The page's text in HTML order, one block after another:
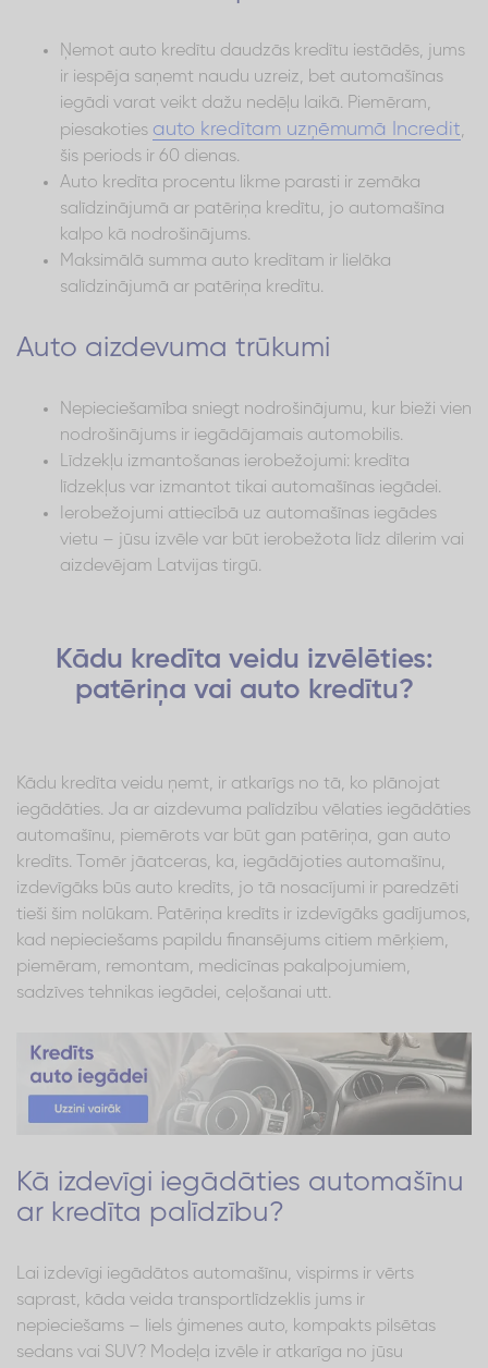
Ņemot auto kredītu daudzās kredītu iestādēs, jums
ir iespēja saņemt naudu uzreiz, bet automašīnas
iegādi varat veikt dažu nedēļu laikā. Piemēram,
piesakoties auto kredītam uzņēmumā Incredit,
šis periods ir 60 dienas.
Auto kredīta procentu likme parasti ir zemāka
salīdzinājumā ar patēriņa kredītu, jo automašīna
kalpo kā nodrošinājums.
Maksimālā summa auto kredītam ir lielāka
salīdzinājumā ar patēriņa kredītu.
Auto aizdevuma trūkumi
Nepieciešamība sniegt nodrošinājumu, kur bieži vien
nodrošinājums ir iegādājamais automobilis.
Līdzekļu izmantošanas ierobežojumi: kredīta
līdzekļus var izmantot tikai automašīnas iegādei.
Ierobežojumi attiecībā uz automašīnas iegādes
vietu – jūsu izvēle var būt ierobežota līdz dīlerim vai
aizdevējam Latvijas tirgū.
Kādu kredīta veidu izvēlēties:
patēriņa vai auto kredītu?
Kādu kredīta veidu ņemt, ir atkarīgs no tā, ko plānojat
iegādāties. Ja ar aizdevuma palīdzību vēlaties iegādāties
automašīnu, piemērots var būt gan patēriņa, gan auto
kredīts. Tomēr jāatceras, ka, iegādājoties automašīnu,
izdevīgāks būs auto kredīts, jo tā nosacījumi ir paredzēti
tieši šim nolūkam. Patēriņa kredīts ir izdevīgāks gadījumos,
kad nepieciešams papildu finansējums citiem mērķiem,
piemēram, remontam, medicīnas pakalpojumiem,
sadzīves tehnikas iegādei, ceļošanai utt.
Kā izdevīgi iegādāties automašīnu
ar kredīta palīdzību?
Lai izdevīgi iegādātos automašīnu, vispirms ir vērts
saprast, kāda veida transportlīdzeklis jums ir
nepieciešams – liels ģimenes auto, kompakts pilsētas
sedans vai SUV? Modeļa izvēle ir atkarīga no jūsu